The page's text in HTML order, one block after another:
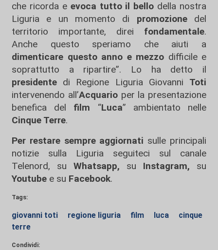
che ricorda e evoca tutto il bello della nostra
Liguria e un momento di promozionedel
territorio importante, direi fondamentale.
Anche questo speriamo che aiuti a
dimenticare questo anno e mezzo difficile e
soprattutto a ripartire”. Lo ha detto il
presidente di Regione Liguria Giovanni Toti
intervenendo all’Acquarioper la presentazione
benefica del film “Luca” ambientato nelle
Cinque Terre.
Per restare sempre aggiornati sulle principali
notizie sulla Liguria seguiteci sul canale
Telenord, su
Whatsapp, su Instagram, su
Youtube e su Facebook.
Tags:
giovanni toti regione liguria film luca
cinque
terre
Condividi: